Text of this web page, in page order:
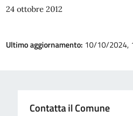
24 ottobre 2012
Ultimo aggiornamento: 10/10/2024,
Contatta il Comune